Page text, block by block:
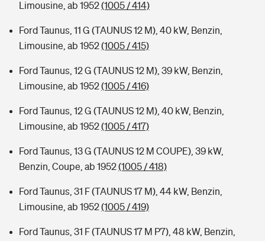
Limousine, ab 1952(1005 / 414)
Ford Taunus, 11 G (TAUNUS 12 M), 40 kW, Benzin,
Limousine, ab 1952(1005 / 415)
Ford Taunus, 12 G (TAUNUS 12 M), 39 kW, Benzin,
Limousine, ab 1952(1005 / 416)
Ford Taunus, 12 G (TAUNUS 12 M), 40 kW, Benzin,
Limousine, ab 1952(1005 / 417)
Ford Taunus, 13 G (TAUNUS 12 M COUPE), 39 kW,
Benzin, Coupe, ab 1952(1005 / 418)
Ford Taunus, 31 F (TAUNUS 17 M), 44 kW, Benzin,
Limousine, ab 1952(1005 / 419)
Ford Taunus, 31 F (TAUNUS 17 M P7), 48 kW, Benzin,